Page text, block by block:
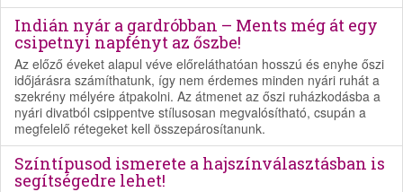
Indián nyár a gardróbban – Ments még át egy
csipetnyi napfényt az őszbe!
Az előző éveket alapul véve előreláthatóan hosszú és enyhe őszi
időjárásra számíthatunk, így nem érdemes minden nyári ruhát a
szekrény mélyére átpakolni. Az átmenet az őszi ruházkodásba a
nyári divatból csippentve stílusosan megvalósítható, csupán a
megfelelő rétegeket kell összepárosítanunk.
Színtípusod ismerete a hajszínválasztásban is
segítségedre lehet!